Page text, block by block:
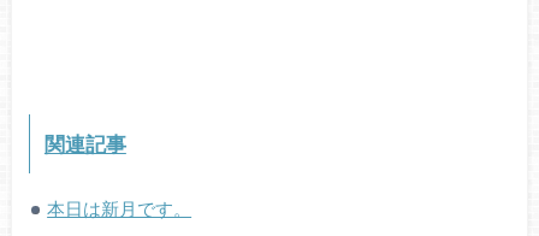
関連記事
本日は新月です。